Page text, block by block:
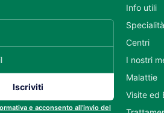
e acconsento all’invio del
Info utili
Specialità
Centri
I nostri
Malattie
Visite ed